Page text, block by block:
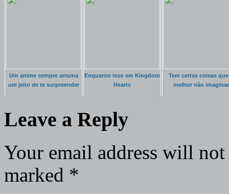
Um anime sempre arruma
um jeito de te surpreender
Enquanto isso em Kingdom
Hearts
Tem certas coisas que
melhor não imaginar
Leave a Reply
Your email address will
marked *